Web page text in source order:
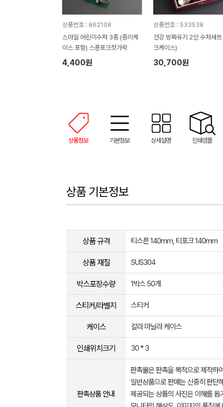
상품번호 : 862108
스마일 어린이수저 3종 (종이케
이스 포함) 스푼포크젓가락
4,400원
상품번호 : 533538
건강 방짜유기 2인 수저세트 (실
크케이스)
30,700원
상품정보 기본정보 상세설명 인쇄샘플
상품 기본정보
상품 규격 티스픈 140mm, 티포크 140mm
상품 재질 SUS304
박스포장수량 1박스 50개
스티커/라벨지 스티커
케이스 칼라 마닐라 케이스
인쇄위치크기 30 * 3
판촉상품 안내
판촉물은 판촉을 목적으로 제작하
일반상품으로 판매는 신중히 판단
제공되는 상품의 사진은 이해를